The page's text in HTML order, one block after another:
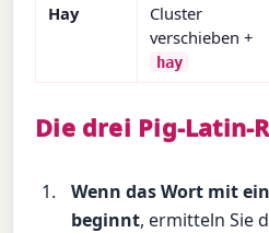
Hay
Cluster
verschieben +
hay
Die drei Pig-Latin-
Wenn das Wort mit
beginnt, ermitteln Sie